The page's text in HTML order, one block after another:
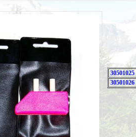
30501025
30501026